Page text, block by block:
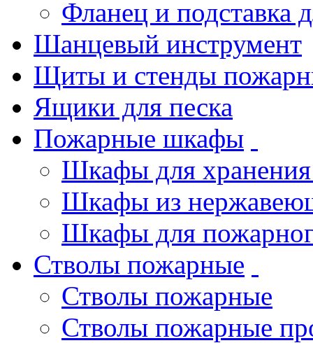
Фланец и подставка
Шанцевый инструмент
Щиты и стенды
Ящики для песка
Пожарные шкафы
Шкафы для хранения
Шкафы из
Шкафы для
Стволы пожарные
Стволы пожарные
Стволы пожарные